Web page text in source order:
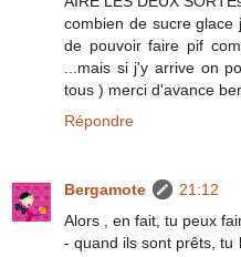
combien de sucre glace
de pouvoir faire pif
...mais si j'y arrive on
tous ) merci d'avance
Répondre
Bergamote
21:12
Alors , en fait, tu peux
- quand ils sont prêts, tu